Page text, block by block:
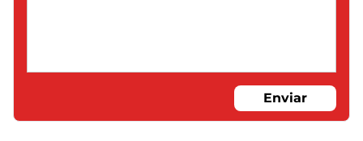
Enviar